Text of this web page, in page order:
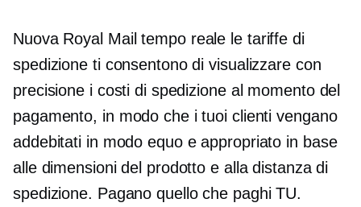
Nuova Royal Mailtempo reale le tariffe di
spedizione ti consentono di visualizzare con
precisione i costi di spedizione al momento del
pagamento, in modo che i tuoi clienti vengano
addebitati in modo equo e appropriato in base
alle dimensioni del prodotto e alla distanza di
spedizione. Pagano quello che paghi TU.